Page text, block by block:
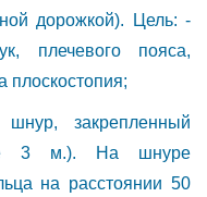
дорожкой). Цель: -
плечевого пояса,
плоскостопия;
шнур, закрепленный
3 м.). На шнуре
на расстоянии 50